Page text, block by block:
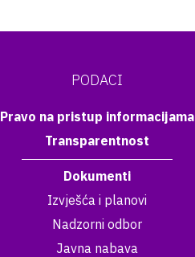
PODACI
Pravo na pristup informacijama
Transparentnost
Dokumenti
Izvješća i planovi
Nadzorni odbor
Javna nabava